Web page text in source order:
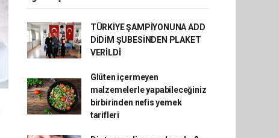
TÜRKİYE ŞAMPİYONUNA ADD
DİDİM ŞUBESİNDEN PLAKET
VERİLDİ
Glüten içermeyen
malzemelerle yapabileceğiniz
birbirinden nefis yemek
tarifleri